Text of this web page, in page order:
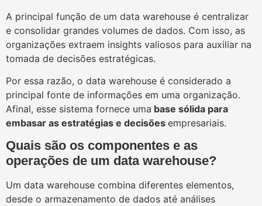
A principal função de um data warehouse é centralizar
e consolidar grandes volumes de dados. Com isso, as
organizações extraem insights valiosos para auxiliar na
tomada de decisões estratégicas.
Por essa razão, o data warehouse é considerado a
principal fonte de informações em uma organização.
Afinal, esse sistema fornece uma base sólida para
embasar as estratégias e decisões empresariais.
Quais são os componentes e as
operações de um data warehouse?
Um data warehouse combina diferentes elementos,
desde o armazenamento de dados até análises